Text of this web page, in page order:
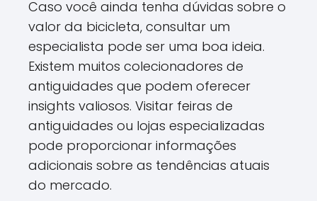
Caso você ainda tenha dúvidas sobre o
valor da bicicleta, consultar um
especialista pode ser uma boa ideia.
Existem muitos colecionadores de
antiguidades que podem oferecer
insights valiosos. Visitar feiras de
antiguidades ou lojas especializadas
pode proporcionar informações
adicionais sobre as tendências atuais
do mercado.